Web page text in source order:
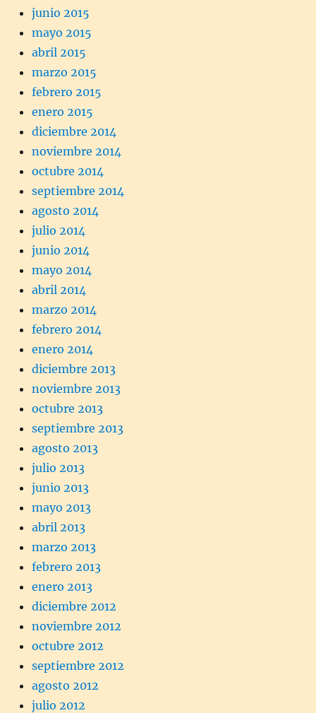
junio 2015
mayo 2015
abril 2015
marzo 2015
febrero 2015
enero 2015
diciembre 2014
noviembre 2014
octubre 2014
septiembre 2014
agosto 2014
julio 2014
junio 2014
mayo 2014
abril 2014
marzo 2014
febrero 2014
enero 2014
diciembre 2013
noviembre 2013
octubre 2013
septiembre 2013
agosto 2013
julio 2013
junio 2013
mayo 2013
abril 2013
marzo 2013
febrero 2013
enero 2013
diciembre 2012
noviembre 2012
octubre 2012
septiembre 2012
agosto 2012
julio 2012